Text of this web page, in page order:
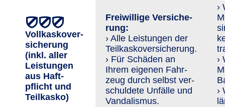
Vollkaskover­
sicherung
(inkl. aller
Leis­tungen
aus Haft­
pflicht und
Teil­kasko)
Freiwillige Ver­siche­
rung:
› Alle Leistungen der
Teilkaskoversicherung.
› Für Schäden an
Ihrem eigenen Fahr­
zeug durch selbst ver­
schuldete Unfälle und
Van­da­lis­mus.
›
›
›